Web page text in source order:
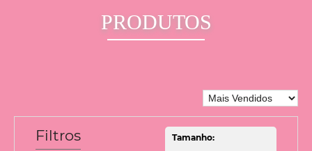
PRODUTOS
Filtros Tamanho: